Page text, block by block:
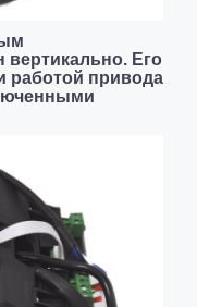
Его
работой привода